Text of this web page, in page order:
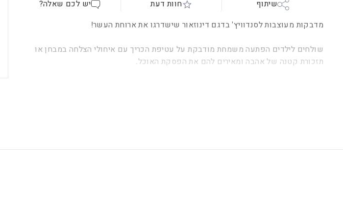
שיתוף חוות דעת
יש לכם שאלה?
מדבקות מעוצבות לסנדוויץ' בדגם דינוזאור שישדרגו את ארוחת העשר!
שולחים לילדים הפתעה משמחת מודבקת על עטיפת הכריך עם איחולי הצלחה במבחן או
תזכורת קטנה של אהבה ומאירים להם את הפסקת האוכל.
לכל המדבקות לחץ כאן